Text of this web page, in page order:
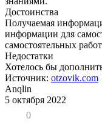
Достоинства
Получаемая
информации для
самостоятельных работ
Недостатки
Хотелось бы
Источник: otzovik.com
Anqlin
5 октября 2022
0